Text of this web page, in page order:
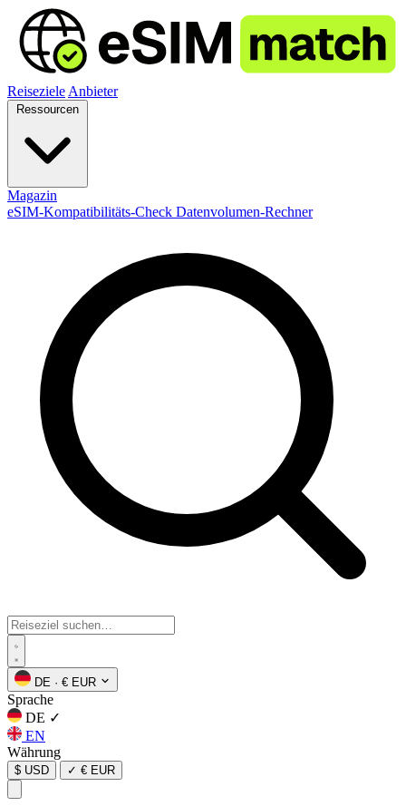
Reiseziele Anbieter
Magazin
eSIM-Kompatibilitäts-Check Datenvolumen-Rechner
DE · € EUR
Sprache
DE ✓
EN
Währung
$ USD ✓ € EUR